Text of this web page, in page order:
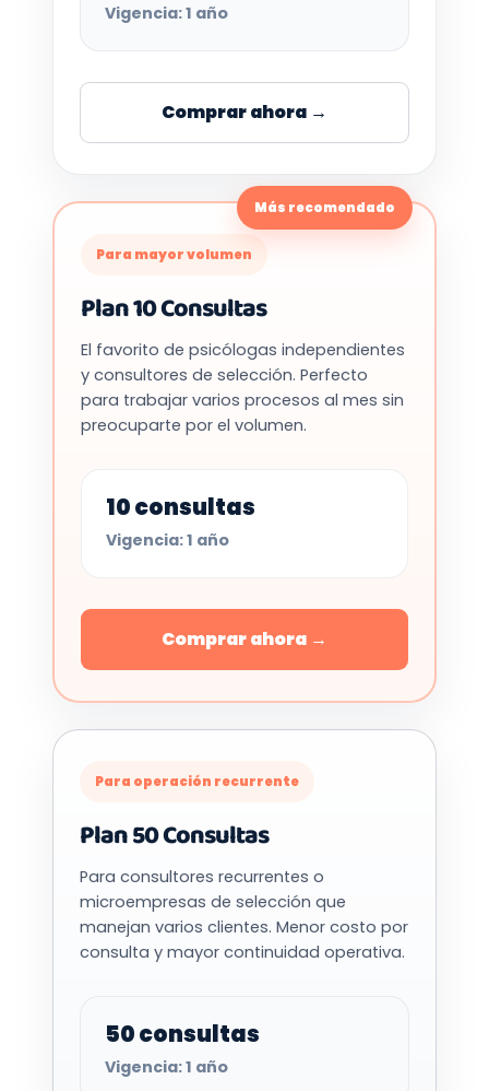
Vigencia: 1 año
Comprar ahora →
Más recomendado
Para mayor volumen
Plan 10 Consultas
El favorito de psicólogas independientes
y consultores de selección. Perfecto
para trabajar varios procesos al mes sin
preocuparte por el volumen.
10 consultas
Vigencia: 1 año
Comprar ahora →
Para operación recurrente
Plan 50 Consultas
Para consultores recurrentes o
microempresas de selección que
manejan varios clientes. Menor costo por
consulta y mayor continuidad operativa.
50 consultas
Vigencia: 1 año